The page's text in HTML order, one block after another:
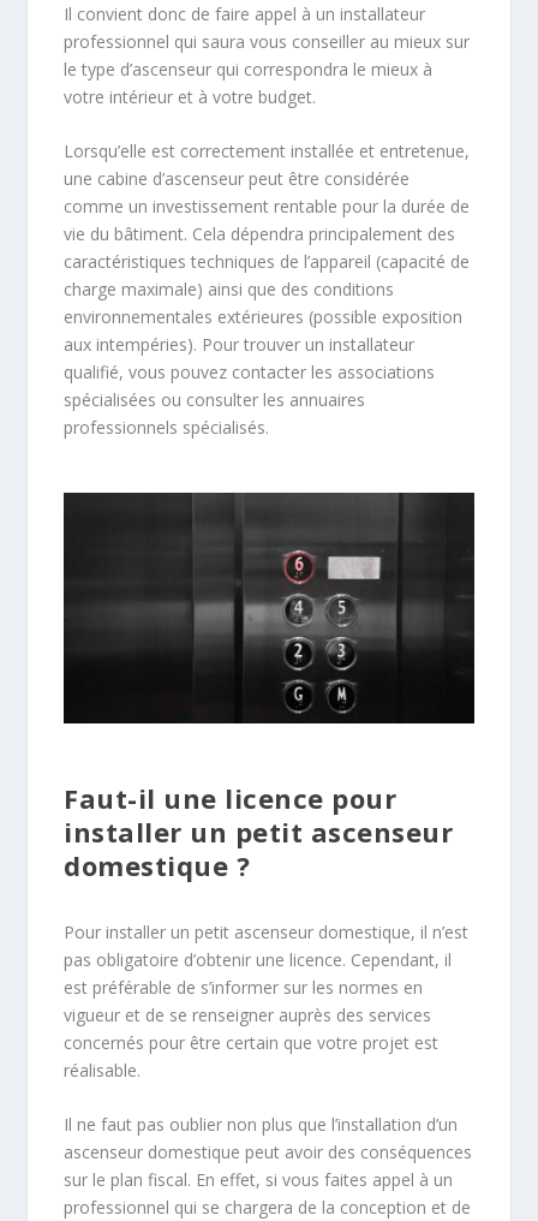
Il convient donc de faire appel à un installateur
professionnel qui saura vous conseiller au mieux sur
le type d’ascenseur qui correspondra le mieux à
votre intérieur et à votre budget.
Lorsqu’elle est correctement installée et entretenue,
une cabine d’ascenseur peut être considérée
comme un investissement rentable pour la durée de
vie du bâtiment. Cela dépendra principalement des
caractéristiques techniques de l’appareil (capacité de
charge maximale) ainsi que des conditions
environnementales extérieures (possible exposition
aux intempéries). Pour trouver un installateur
qualifié, vous pouvez contacter les associations
spécialisées ou consulter les annuaires
professionnels spécialisés.
Faut-il une licence pour
installer un petit ascenseur
domestique ?
Pour installer un petit ascenseur domestique, il n’est
pas obligatoire d’obtenir une licence. Cependant, il
est préférable de s’informer sur les normes en
vigueur et de se renseigner auprès des services
concernés pour être certain que votre projet est
réalisable.
Il ne faut pas oublier non plus que l’installation d’un
ascenseur domestique peut avoir des conséquences
sur le plan fiscal. En effet, si vous faites appel à un
professionnel qui se chargera de la conception et de